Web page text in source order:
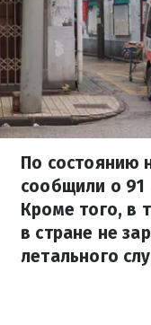
По состоянию
сообщили о 91
Кроме того, в
в стране не
летального